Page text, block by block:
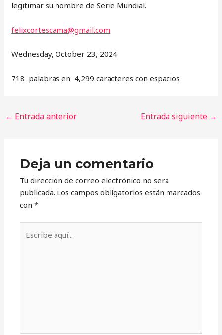
legitimar su nombre de Serie Mundial.
felixcortescama@gmail.com
Wednesday, October 23, 2024
718 palabras en 4,299 caracteres con espacios
← Entrada anterior Entrada siguiente →
Deja un comentario
Tu dirección de correo electrónico no será
publicada. Los campos obligatorios están marcados
con*
aquí...